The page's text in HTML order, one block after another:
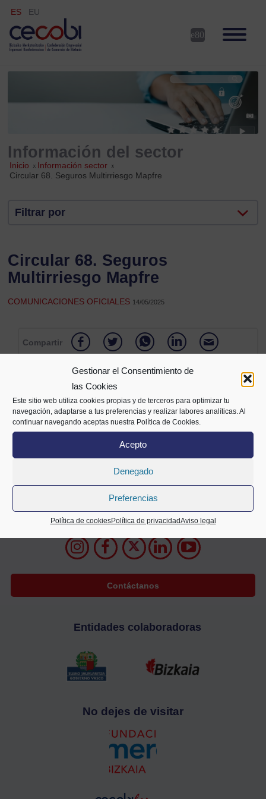
Gestionar el Consentimiento de
las Cookies
Este sitio web utiliza cookies propias y de terceros para optimizar tu
navegación, adaptarse a tus preferencias y realizar labores analíticas. Al
continuar navegando aceptas nuestra Política de Cookies.
Acepto
Denegado
Preferencias
Política de cookiesPolítica de privacidadAviso legal
ES EU
Información del sector
Inicio » Información sector »
Circular 68. Seguros Multirriesgo Mapfre
Filtrar por
Circular 68. Seguros
Multirriesgo Mapfre
COMUNICACIONES OFICIALES 14/05/2025
Compartir
Alameda Mazarredo 69,
2º planta
48009 Bilbao
94 400 28 00
688 72 05 63 info@cecobi.es
Contáctanos
Entidades colaboradoras
No dejes de visitar